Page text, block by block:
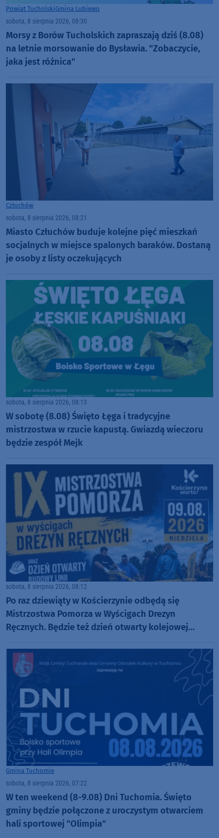
Powiat TucholskiGmina Lubiewo
sobota, 8 sierpnia 2026, 08:30
Morsy z Borów Tucholskich zapraszają dziś (8.08)
na letnie morsowanie do Bysławia. "Zobaczycie,
jaka jest różnica"
Człuchów
sobota, 8 sierpnia 2026, 08:21
Miasto Człuchów buduje kolejne pięć mieszkań
socjalnych w miejsce spalonych baraków. Dostaną
je osoby z listy oczekujących
sobota, 8 sierpnia 2026, 08:13
W sobotę (8.08) Święto Łęga i tradycyjne
mistrzostwa w rzucie kapustą. Gwiazdą wieczoru
będzie zespół Mejk
sobota, 8 sierpnia 2026, 08:12
Po raz dziewiąty w Kościerzynie odbędą się
Mistrzostwa Pomorza w Wyścigach Drezyn
Ręcznych. Będzie też dzień otwarty kolejowej
Gmina Tuchomie
sobota, 8 sierpnia 2026, 07:22
W ten weekend (8-9.08) Dni Tuchomia. Święto
gminy będzie połączone z uroczystym otwarciem
hali sportowej "Olimpia"